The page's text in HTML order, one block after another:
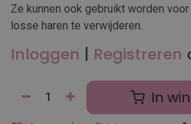
Ze kunnen ook gebruikt worden
losse haren te verwijderen.
Inloggen | Registreren
In